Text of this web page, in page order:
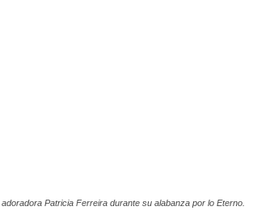
Patricia Ferreira durante su alabanza por lo Eterno.